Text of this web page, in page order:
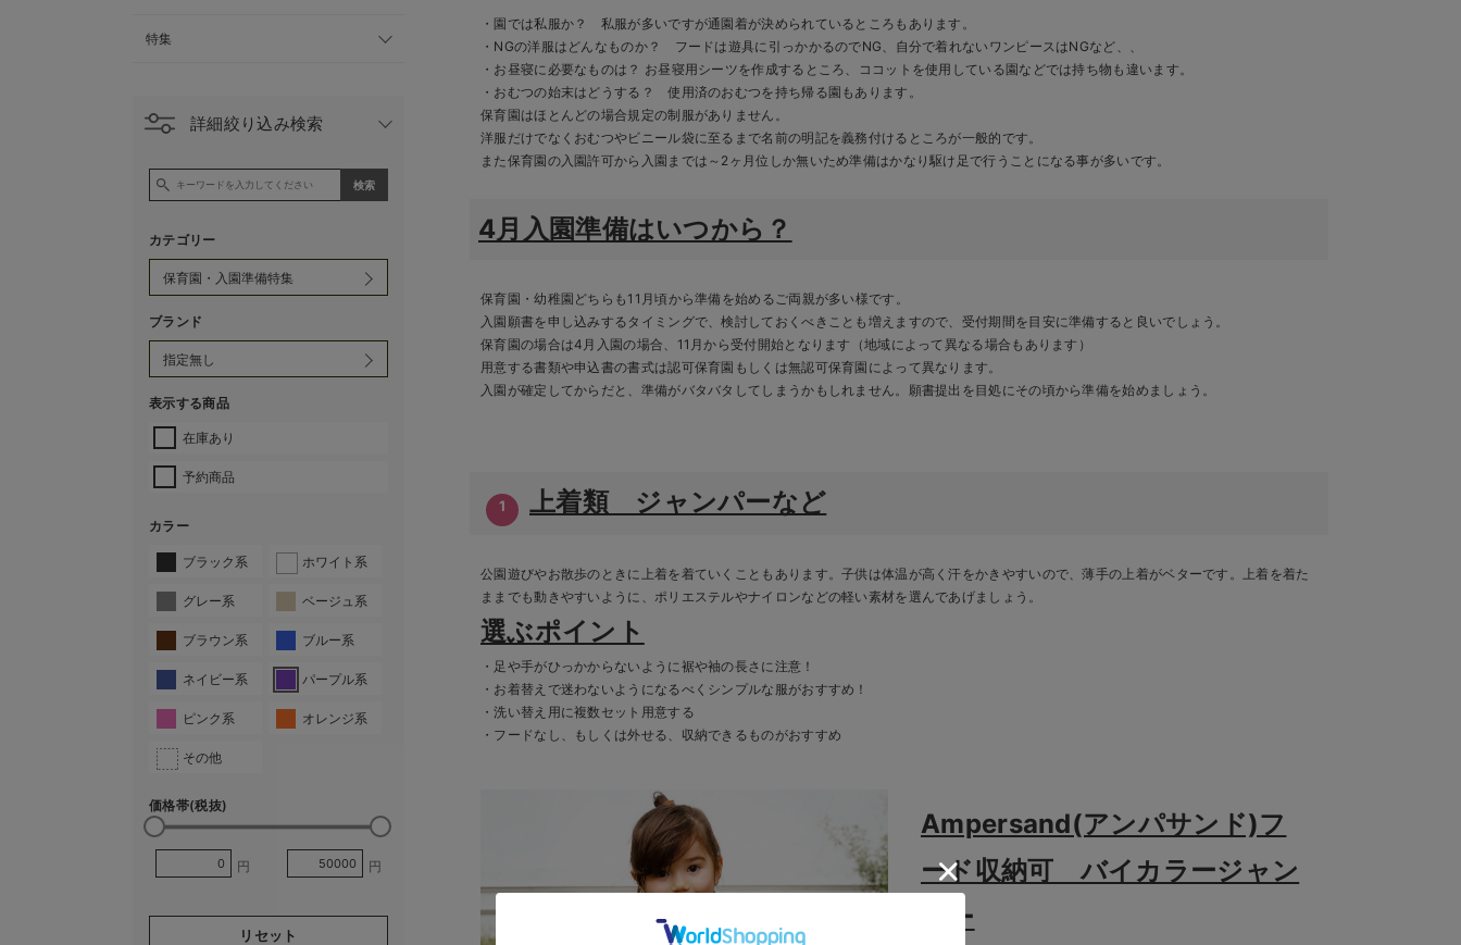
特集
詳細絞り込み検索
カテゴリー
ブランド
表示する商品
在庫あり
予約商品
カラー
ブラック系 ホワイト系
グレー系 ベージュ系
ブラウン系 ブルー系
ネイビー系 パープル系
ピンク系 オレンジ系
その他
価格帯(税抜)
円 円
リセット
・園では私服か？ 私服が多いですが通園着が決められているところもあります。
・NGの洋服はどんなものか？ フードは遊具に引っかかるのでNG、自分で着れないワンピースはNGなど、、
・お昼寝に必要なものは？ お昼寝用シーツを作成するところ、ココットを使用している園などでは持ち物も違います。
・おむつの始末はどうする？ 使用済のおむつを持ち帰る園もあります。
保育園はほとんどの場合規定の制服がありません。
洋服だけでなくおむつやビニール袋に至るまで名前の明記を義務付けるところが一般的です。
また保育園の入園許可から入園までは～2ヶ月位しか無いため準備はかなり駆け足で行うことになる事が多いです。
4月入園準備はいつから？
保育園・幼稚園どちらも11月頃から準備を始めるご両親が多い様です。
入園願書を申し込みするタイミングで、検討しておくべきことも増えますので、受付期間を目安に準備すると良いでしょう。
保育園の場合は4月入園の場合、11月から受付開始となります（地域によって異なる場合もあります）
用意する書類や申込書の書式は認可保育園もしくは無認可保育園によって異なります。
入園が確定してからだと、準備がバタバタしてしまうかもしれません。願書提出を目処にその頃から準備を始めましょう。
上着類 ジャンパーなど
公園遊びやお散歩のときに上着を着ていくこともあります。子供は体温が高く汗をかきやすいので、薄手の上着がベターです。上着を着た
ままでも動きやすいように、ポリエステルやナイロンなどの軽い素材を選んであげましょう。
選ぶポイント
・足や手がひっかからないように裾や袖の長さに注意！
・お着替えで迷わないようになるべくシンプルな服がおすすめ！
・洗い替え用に複数セット用意する
・フードなし、もしくは外せる、収納できるものがおすすめ
Ampersand(アンパサンド)フ
ード収納可 バイカラージャン
パー